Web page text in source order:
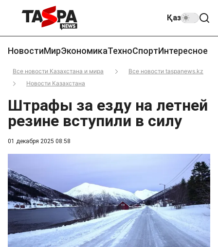
Қаз
НовостиМирЭкономикаТехноСпортИнтересное
Все новости Казахстана и мира
Все новости taspanews.kz
Новости Казахстана
01 декабря 2025 08:58
Штрафы за езду на летней
резине вступили в силу